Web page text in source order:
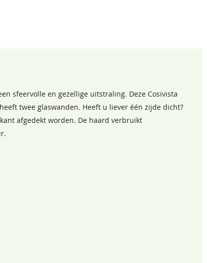
sfeervolle en gezellige uitstraling. Deze Cosivista
twee glaswanden. Heeft u liever één zijde dicht?
afgedekt worden. De haard verbruikt